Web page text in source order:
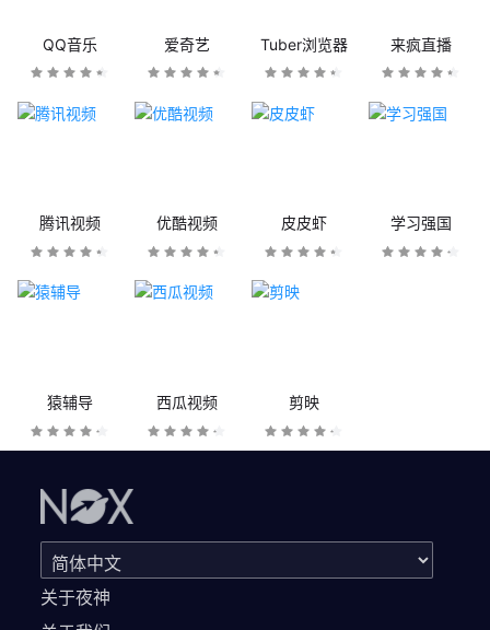
QQ音乐 爱奇艺 Tuber浏览器 来疯直播
腾讯视频 优酷视频 皮皮虾 学习强国
猿辅导 西瓜视频 剪映
关于夜神